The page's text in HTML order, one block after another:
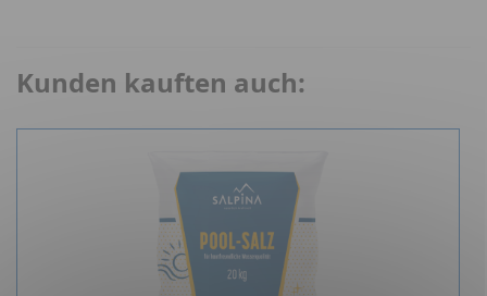
Kunden kauften auch: